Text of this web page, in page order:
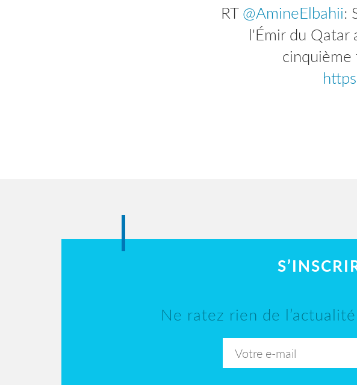
RT @AmineElbahii:
l'Émir du Qatar
RT@efbparis:
inscrire aux
jours, nous
Ne ratez rien de